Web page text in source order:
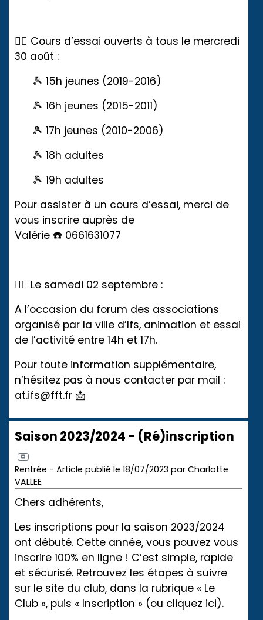
👉🏼 Cours d’essai ouverts à tous le mercredi
30 août :
🎾 15h jeunes (2019-2016)
🎾 16h jeunes (2015-2011)
🎾 17h jeunes (2010-2006)
🎾 18h adultes
🎾 19h adultes
Pour assister à un cours d’essai, merci de
vous inscrire auprès de
Valérie ☎️ 0661631077
👉🏼 Le samedi 02 septembre :
A l’occasion du forum des associations
organisé par la ville d’Ifs, animation et essai
de l’activité entre 14h et 17h.
Pour toute information supplémentaire,
n’hésitez pas à nous contacter par mail :
at.ifs@fft.fr 📩
Saison 2023/2024 - (Ré)inscription
Rentrée - Article publié le 18/07/2023 par Charlotte
VALLEE
Chers adhérents,
Les inscriptions pour la saison 2023/2024
ont débuté. Cette année, vous pouvez vous
inscrire 100% en ligne ! C’est simple, rapide
et sécurisé. Retrouvez les étapes à suivre
sur le site du club, dans la rubrique « Le
Club », puis « Inscription » (ou cliquez ici).